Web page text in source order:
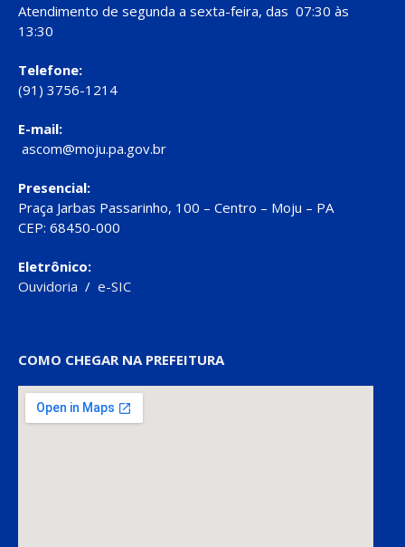
Atendimento de segunda a sexta-feira, das 07:30 às
13:30
Telefone:
(91) 3756-1214
E-mail:
ascom@moju.pa.gov.br
Presencial:
Praça Jarbas Passarinho, 100 – Centro – Moju – PA
CEP: 68450-000
Eletrônico:
Ouvidoria / e-SIC
COMO CHEGAR NA PREFEITURA